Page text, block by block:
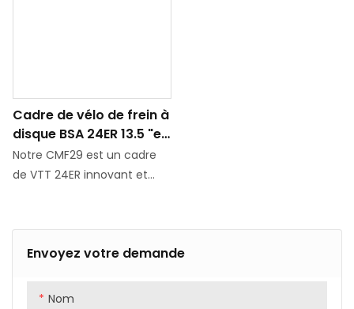
Envoyez votre demande
Nom
Cadre de vélo de frein à
disque BSA 24ER 13.5 "en
fibre de carbone
Notre CMF29 est un cadre
de VTT 24ER innovant et
conçu pour les adolescents
et les cyclistes de petite
n'est que de 13,5". Ce cadre